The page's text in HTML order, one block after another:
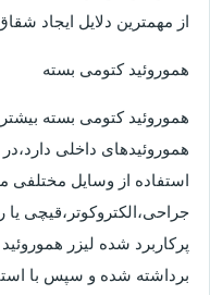
از مهمترین دلایل ایجاد
هموروئید کتومی بسته
هموروئید کتومی بسته
هموروئیدهای داخلی
استفاده از وسایل مختلفی
جراحی،الکتروکوتر،قیچی
پرکاربرد شده لیزر
برداشته شده و سپس با